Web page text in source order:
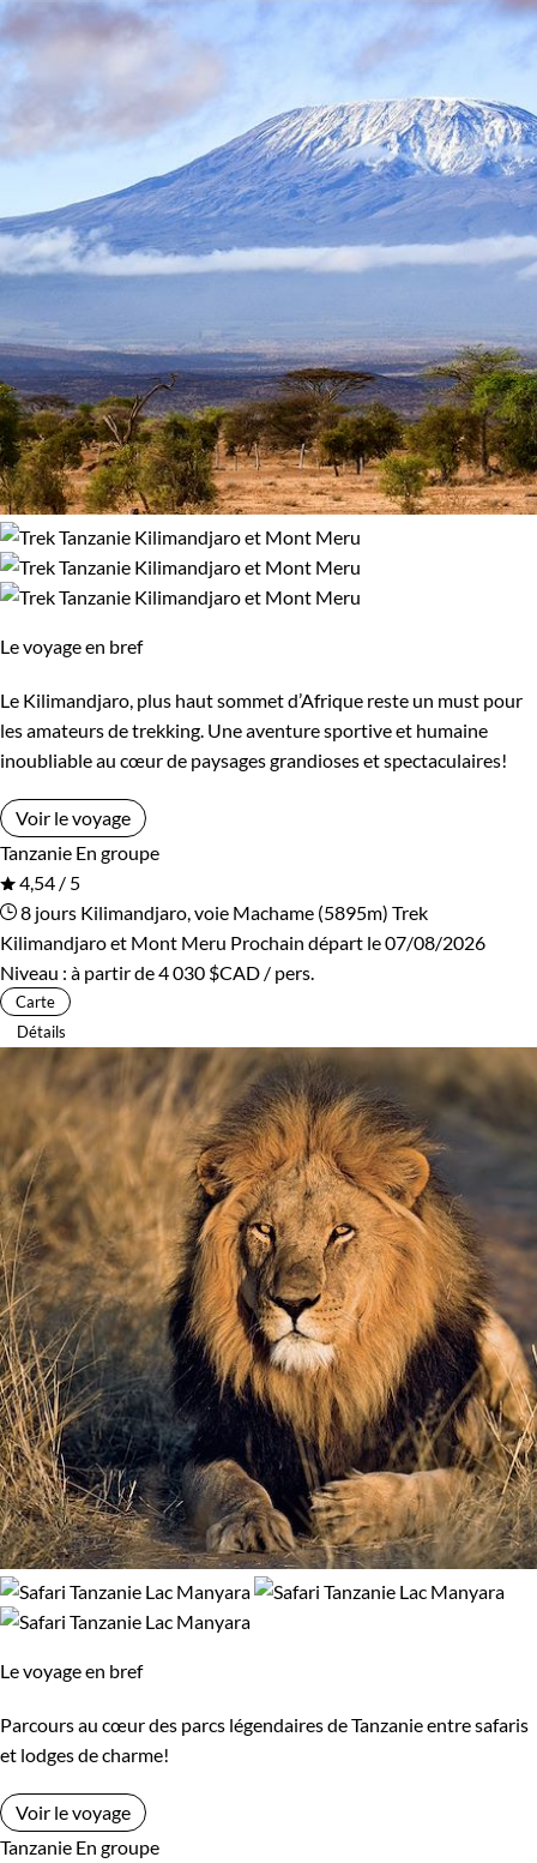
100% de satisfaction
nature, histoire et culture tissent une fascinante symphonie
laisse une empreinte indélébile sur chaque voyageur.
Guide de voyage Tanzanie
Activité
Rencontres
Safari en véhicule
Trek Vélo
Afficher plus
Régions
Kilimandjaro et Mont Meru
Lac Manyara
Ngorongoro Parcs Nationaux du Nord
Les 10/13 ans
Confort
Bivouac, sous tente Standard
Supérieur
Environnement
Bord de mer et îles Brousse et Savane
Forêts, collines, rivières et lacs
Haute Montagne
Le voyage en bref
Le Kilimandjaro, plus haut sommet d’Afrique reste un must pour
les amateurs de trekking. Une aventure sportive et humaine
inoubliable au cœur de paysages grandioses et spectaculaires!
Voir le voyage
Tanzanie En groupe
4,54 / 5
8 jours Kilimandjaro, voie Machame (5895m) Trek
Kilimandjaro et Mont Meru Prochain départ le 07/08/2026
Niveau : à partir de4 030 $CAD / pers.
Carte
Détails
Le voyage en bref
Parcours au cœur des parcs légendaires de Tanzanie entre safaris
et lodges de charme!
Voir le voyage
Tanzanie En groupe